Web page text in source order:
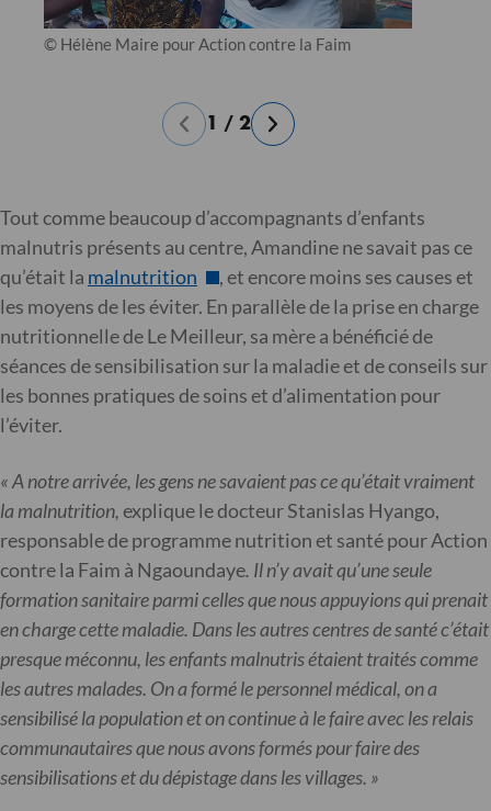
© Hélène Maire pour Action contre la Faim
1 / 2
Tout comme beaucoup d’accompagnants d’enfants
malnutris présents au centre, Amandine ne savait pas ce
qu’était la malnutrition
, et encore moins ses causes et
les moyens de les éviter. En parallèle de la prise en charge
nutritionnelle de Le Meilleur, sa mère a bénéficié de
séances de sensibilisation sur la maladie et de conseils sur
les bonnes pratiques de soins et d’alimentation pour
l’éviter.
« A notre arrivée, les gens ne savaient pas ce qu’était vraiment
la malnutrition,explique le docteur Stanislas Hyango,
responsable de programme nutrition et santé pour Action
contre la Faim à Ngaoundaye. Il n’y avait qu’une seule
formation sanitaire parmi celles que nous appuyions qui prenait
en charge cette maladie. Dans les autres centres de santé c’était
presque méconnu, les enfants malnutris étaient traités comme
les autres malades. On a formé le personnel médical, on a
sensibilisé la population et on continue à le faire avec les relais
communautaires que nous avons formés pour faire des
sensibilisations et du dépistage dans les villages. »